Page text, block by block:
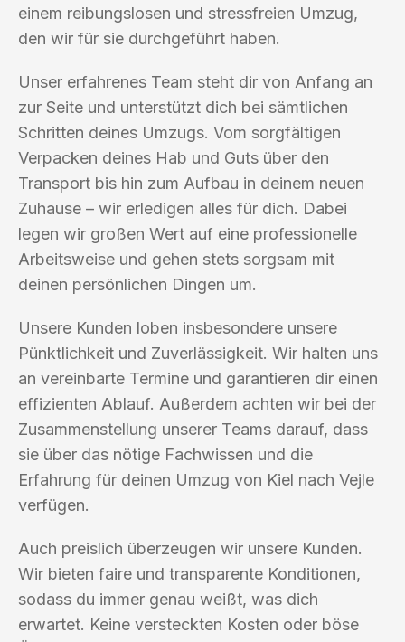
einem reibungslosen und stressfreien Umzug,
den wir für sie durchgeführt haben.
Unser erfahrenes Team steht dir von Anfang an
zur Seite und unterstützt dich bei sämtlichen
Schritten deines Umzugs. Vom sorgfältigen
Verpacken deines Hab und Guts über den
Transport bis hin zum Aufbau in deinem neuen
Zuhause – wir erledigen alles für dich. Dabei
legen wir großen Wert auf eine professionelle
Arbeitsweise und gehen stets sorgsam mit
deinen persönlichen Dingen um.
Unsere Kunden loben insbesondere unsere
Pünktlichkeit und Zuverlässigkeit. Wir halten uns
an vereinbarte Termine und garantieren dir einen
effizienten Ablauf. Außerdem achten wir bei der
Zusammenstellung unserer Teams darauf, dass
sie über das nötige Fachwissen und die
Erfahrung für deinen Umzug von Kiel nach Vejle
verfügen.
Auch preislich überzeugen wir unsere Kunden.
Wir bieten faire und transparente Konditionen,
sodass du immer genau weißt, was dich
erwartet. Keine versteckten Kosten oder böse